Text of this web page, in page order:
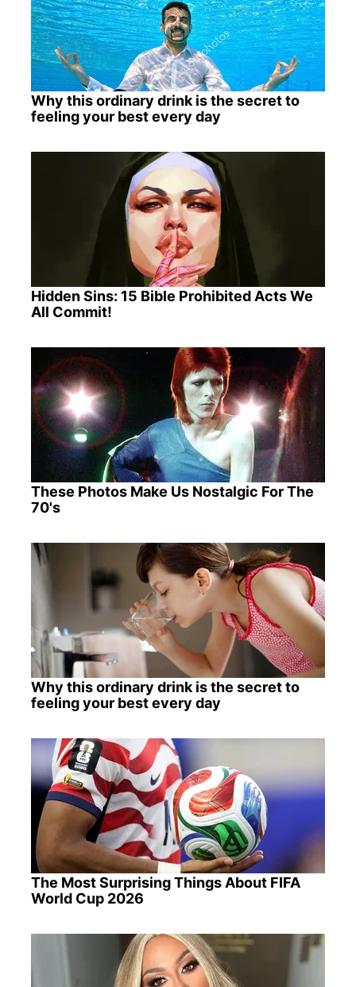
Why this ordinary drink is the secret to
feeling your best every day
Hidden Sins: 15 Bible Prohibited Acts We
All Commit!
These Photos Make Us Nostalgic For The
70's
Why this ordinary drink is the secret to
feeling your best every day
The Most Surprising Things About FIFA
World Cup 2026